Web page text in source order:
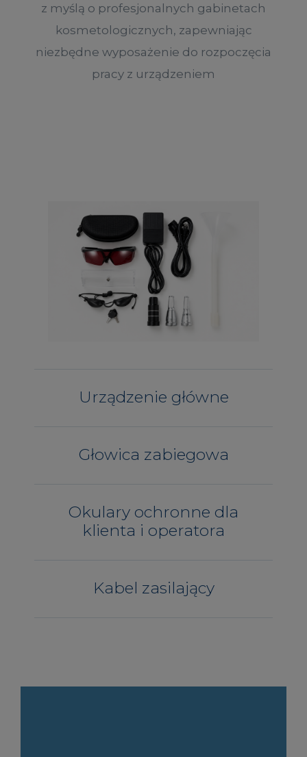
z myślą o profesjonalnych gabinetach
kosmetologicznych, zapewniając
niezbędne wyposażenie do rozpoczęcia
pracy z urządzeniem
Urządzenie główne
Głowica zabiegowa
Okulary ochronne dla
klienta i operatora
Kabel zasilający